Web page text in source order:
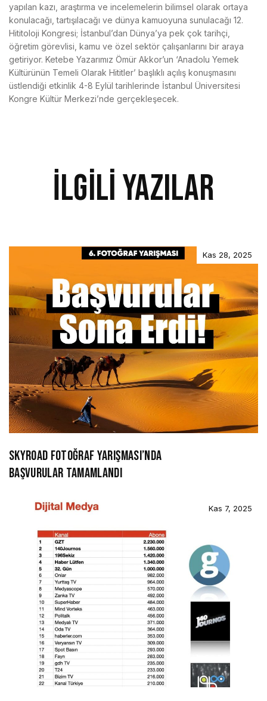
yapılan kazı, araştırma ve incelemelerin bilimsel olarak ortaya
konulacağı, tartışılacağı ve dünya kamuoyuna sunulacağı 12.
Hititoloji Kongresi; İstanbul’dan Dünya’ya pek çok tarihçi,
öğretim görevlisi, kamu ve özel sektör çalışanlarını bir araya
getiriyor. Ketebe Yazarımız Ömür Akkor’un ‘Anadolu Yemek
Kültürünün Temeli Olarak Hititler’ başlıklı açılış konuşmasını
üstlendiği etkinlik 4-8 Eylül tarihlerinde İstanbul Üniversitesi
Kongre Kültür Merkezi’nde gerçekleşecek.
İlgili Yazılar
Kas 28, 2025
SKYROAD FOTOĞRAF YARIŞMASI’NDA
BAŞVURULAR TAMAMLANDI
Kas 7, 2025